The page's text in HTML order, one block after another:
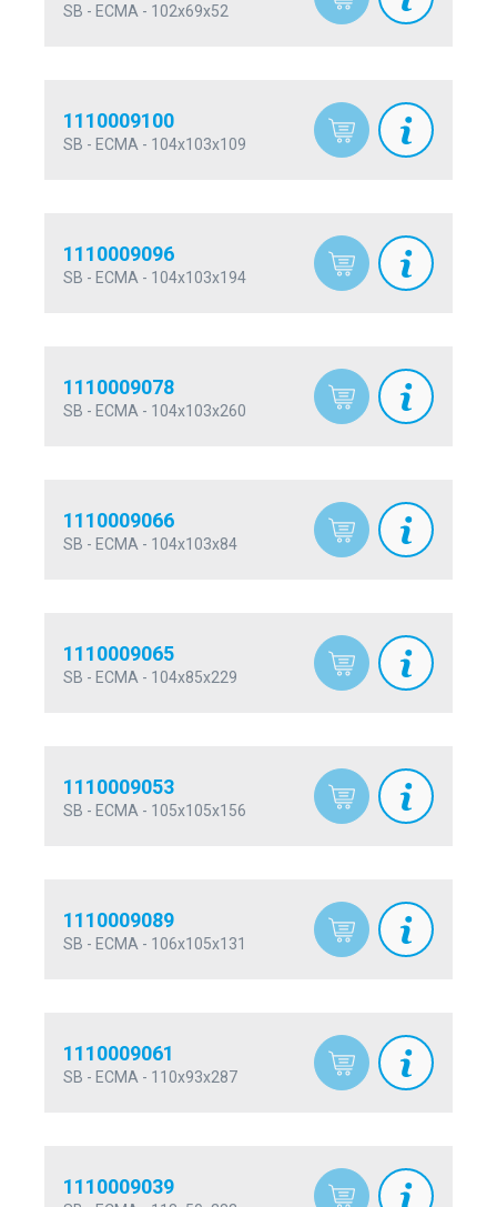
SB - ECMA - 102x69x52
1110009100
SB - ECMA - 104x103x109
1110009096
SB - ECMA - 104x103x194
1110009078
SB - ECMA - 104x103x260
1110009066
SB - ECMA - 104x103x84
1110009065
SB - ECMA - 104x85x229
1110009053
SB - ECMA - 105x105x156
1110009089
SB - ECMA - 106x105x131
1110009061
SB - ECMA - 110x93x287
1110009039